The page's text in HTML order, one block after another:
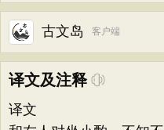
古文岛 客户端
译文及注释
译文